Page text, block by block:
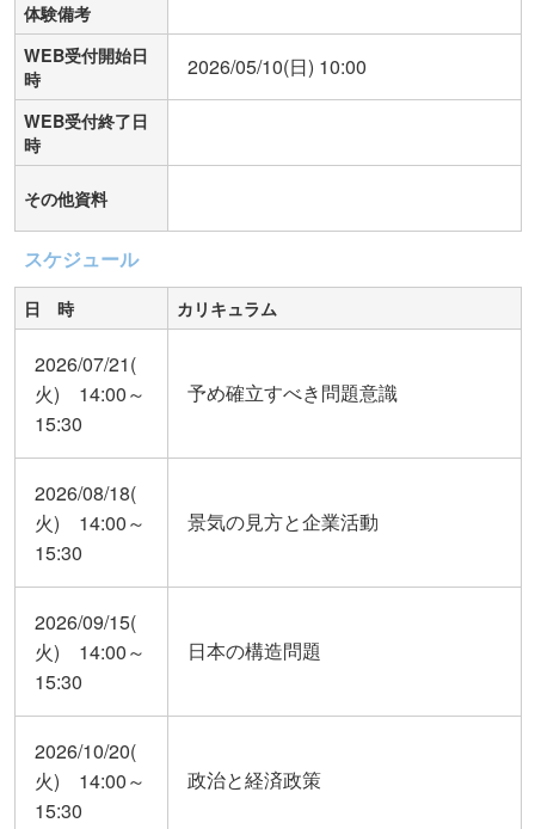
体験備考
WEB受付開始日
時
2026/05/10(日) 10:00
WEB受付終了日
時
その他資料
スケジュール
日 時 カリキュラム
2026/07/21(
火) 14:00～
15:30
予め確立すべき問題意識
2026/08/18(
火) 14:00～
15:30
景気の見方と企業活動
2026/09/15(
火) 14:00～
15:30
日本の構造問題
2026/10/20(
火) 14:00～
15:30
政治と経済政策